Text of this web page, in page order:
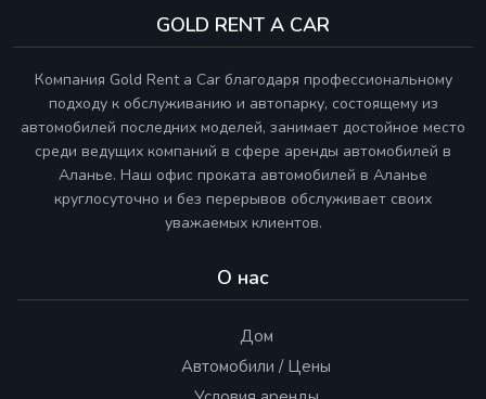
GOLD RENT A CAR
Компания Gold Rent a Car благодаря профессиональному
подходу к обслуживанию и автопарку, состоящему из
автомобилей последних моделей, занимает достойное место
среди ведущих компаний в сфере аренды автомобилей в
Аланье. Наш офис проката автомобилей в Аланье
круглосуточно и без перерывов обслуживает своих
уважаемых клиентов.
О нас
Дом
Автомобили / Цены